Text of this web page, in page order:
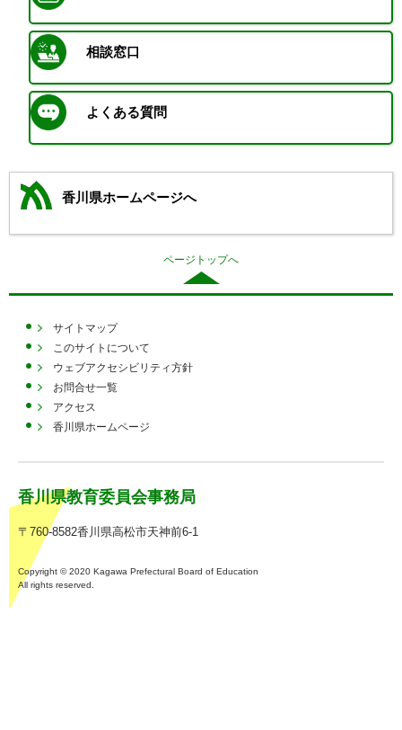
相談窓口
よくある質問
香川県ホームページへ
ページトップへ
サイトマップ
このサイトについて
ウェブアクセシビリティ方針
お問合せ一覧
アクセス
香川県ホームページ
香川県教育委員会事務局
〒760-8582香川県高松市天神前6-1
Copyright © 2020 Kagawa Prefectural Board of Education
All rights reserved.